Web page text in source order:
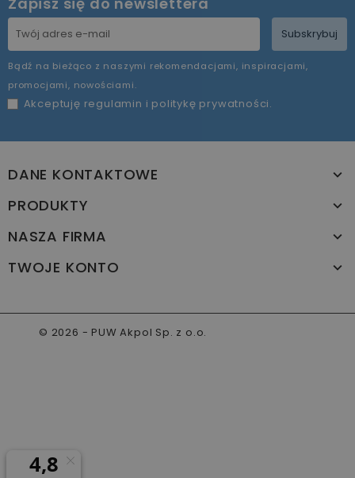
Subskrybuj
Bądź na bieżąco z naszymi rekomendacjami, inspiracjami,
promocjami, nowościami.
Akceptuję regulamin i politykę prywatności.
DANE KONTAKTOWE
PRODUKTY
NASZA FIRMA
TWOJE KONTO
© 2026 - PUW Akpol Sp. z o.o.